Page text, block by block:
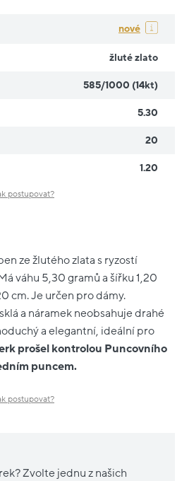
ze žlutého zlata s ryzostí
váhu 5,30 gramů a šířku 1,20
cm. Je určen pro dámy.
a náramek neobsahuje drahé
a elegantní, ideální pro
prošel kontrolou Puncovního
puncem.
postupovat?
Zvolte jednu z našich
nové
žluté zlato
585/1000 (14kt)
5.30
20
1.20
postupovat?